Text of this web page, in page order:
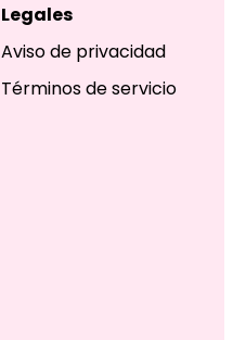
Legales
Aviso de privacidad
Términos de servicio